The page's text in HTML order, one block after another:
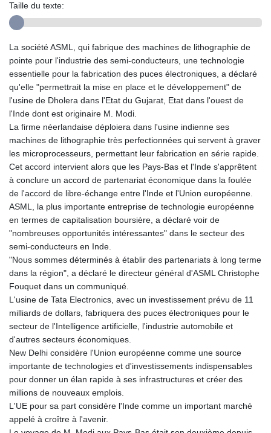
Taille du texte:
La société ASML, qui fabrique des machines de lithographie de
pointe pour l'industrie des semi-conducteurs, une technologie
essentielle pour la fabrication des puces électroniques, a déclaré
qu'elle "permettrait la mise en place et le développement" de
l'usine de Dholera dans l'Etat du Gujarat, Etat dans l'ouest de
l'Inde dont est originaire M. Modi.
La firme néerlandaise déploiera dans l'usine indienne ses
machines de lithographie très perfectionnées qui servent à graver
les microprocesseurs, permettant leur fabrication en série rapide.
Cet accord intervient alors que les Pays-Bas et l'Inde s'apprêtent
à conclure un accord de partenariat économique dans la foulée
de l'accord de libre-échange entre l'Inde et l'Union européenne.
ASML, la plus importante entreprise de technologie européenne
en termes de capitalisation boursière, a déclaré voir de
"nombreuses opportunités intéressantes" dans le secteur des
semi-conducteurs en Inde.
"Nous sommes déterminés à établir des partenariats à long terme
dans la région", a déclaré le directeur général d'ASML Christophe
Fouquet dans un communiqué.
L'usine de Tata Electronics, avec un investissement prévu de 11
milliards de dollars, fabriquera des puces électroniques pour le
secteur de l'Intelligence artificielle, l'industrie automobile et
d'autres secteurs économiques.
New Delhi considère l'Union européenne comme une source
importante de technologies et d'investissements indispensables
pour donner un élan rapide à ses infrastructures et créer des
millions de nouveaux emplois.
L'UE pour sa part considère l'Inde comme un important marché
appelé à croître à l'avenir.